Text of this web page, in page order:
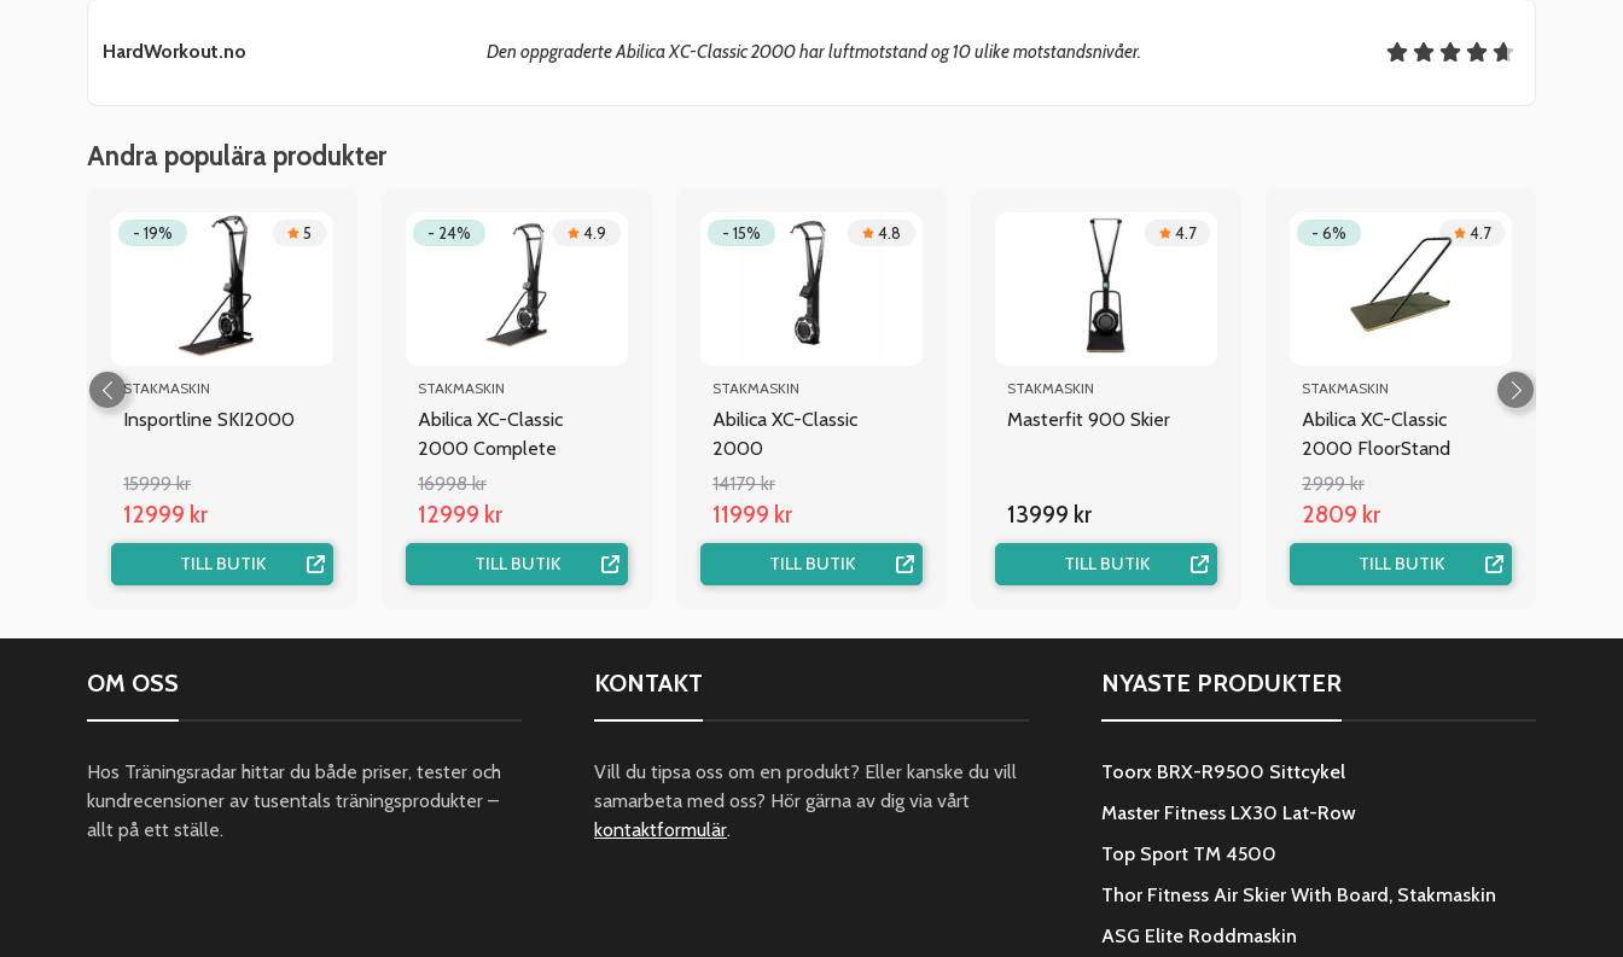
HardWorkout.no Den oppgraderte Abilica XC-Classic 2000 har luftmotstand og 10 ulike motstandsnivåer.
Andra populära produkter
- 19% 5
STAKMASKIN
Insportline SKI2000
15999 kr
12999 kr
TILL BUTIK
- 24% 4.9
STAKMASKIN
Abilica XC-Classic
2000 Complete
16998 kr
12999 kr
TILL BUTIK
- 15% 4.8
STAKMASKIN
Abilica XC-Classic
2000
14179 kr
11999 kr
TILL BUTIK
4.7
STAKMASKIN
Masterfit 900 Skier
13999 kr
TILL BUTIK
- 6% 4.7
STAKMASKIN
Abilica XC-Classic
2000 FloorStand
2999 kr
2809 kr
TILL BUTIK
OM OSS
Hos Träningsradar hittar du både priser, tester och
kundrecensioner av tusentals träningsprodukter –
allt på ett ställe.
KONTAKT
Vill du tipsa oss om en produkt? Eller kanske du vill
samarbeta med oss? Hör gärna av dig via vårt
kontaktformulär.
NYASTE PRODUKTER
Toorx BRX-R9500 Sittcykel
Master Fitness LX30 Lat-Row
Top Sport TM 4500
Thor Fitness Air Skier With Board, Stakmaskin
ASG Elite Roddmaskin